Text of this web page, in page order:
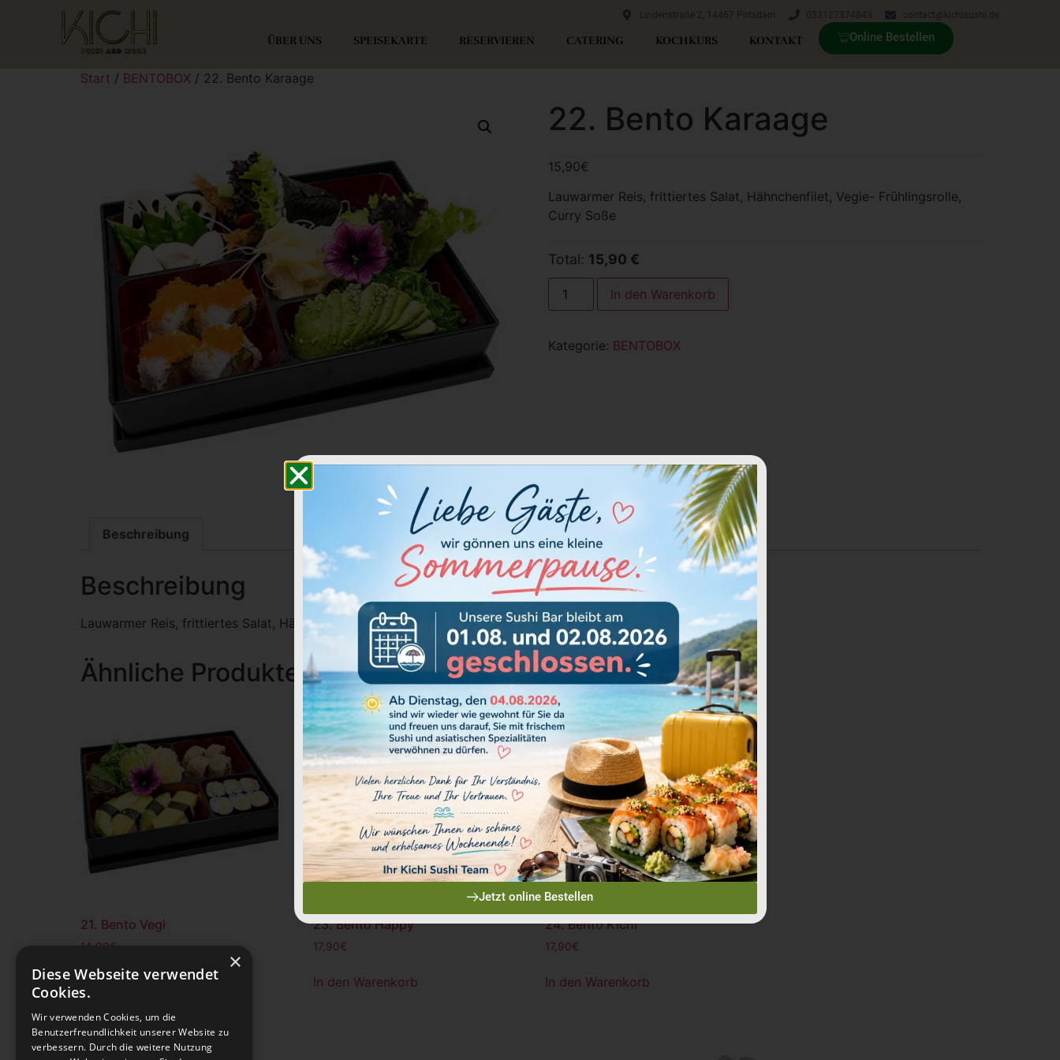
Lindenstraße 2, 14467 Potsdam 033127374843 contact@kichisushi.de
ÜBER UNS SPEISEKARTE RESERVIEREN CATERING KOCHKURS KONTAKT Online Bestellen
Start / BENTOBOX / 22. Bento Karaage
22. Bento Karaage
15,90€
Lauwarmer Reis, frittiertes Salat, Hähnchenfilet, Vegie- Frühlingsrolle,
Curry Soße
Total: 15,90 €
In den Warenkorb
Kategorie: BENTOBOX
Beschreibung
Beschreibung
Lauwarmer Reis, frittiertes Salat, Hähnchenfilet, Vegie- Frühlingsrolle, Curry Soße
Ähnliche Produkte
21. Bento Vegi
14,90€
In den Warenkorb
23. Bento Happy
17,90€
In den Warenkorb
24. Bento Kichi
17,90€
In den Warenkorb
Jetzt online Bestellen
×
Diese Webseite verwendet
Cookies.
Wir verwenden Cookies, um die
Benutzerfreundlichkeit unserer Website zu
verbessern. Durch die weitere Nutzung